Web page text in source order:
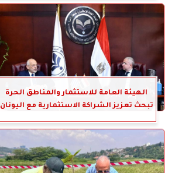
الهيئة العامة للاستثمار والمناطق الحرة
تبحث تعزيز الشراكة الاستثمارية مع اليونان